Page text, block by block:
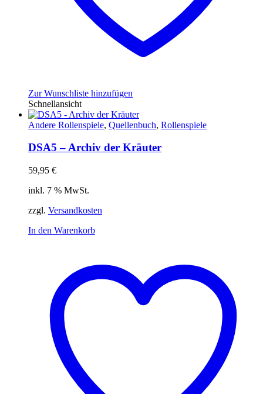
Zur Wunschliste hinzufügen
Schnellansicht
Andere Rollenspiele, Quellenbuch, Rollenspiele
DSA5 – Archiv der Kräuter
59,95 €
inkl. 7 % MwSt.
zzgl. Versandkosten
In den Warenkorb